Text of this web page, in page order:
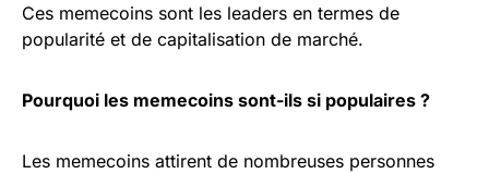
Ces memecoins sont les leaders en termes de
popularité et de capitalisation de marché.
Pourquoi les memecoins sont-ils si populaires ?
Les memecoins attirent de nombreuses personnes